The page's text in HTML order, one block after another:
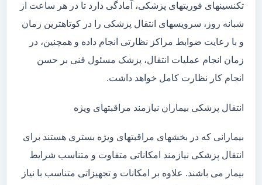
تکنسینهای فوریتهای پزشکی، آمادگی دارد تا در هر ساعت از
شبانه روز، سرویسهای انتقال پزشکی را در کوتاهترین زمان
و با رعایت ضوابط مراکز نظارتی انجام داده و همچنین، در
زمان انجام عملیات انتقال، پزشک مسئول فنی بر حسن
انجام کار نظارت کامل خواهد داشت.
انتقال پزشکی بیماران نیازمند مراقبتهای ویژه
بیمارانی که در بخشهای مراقبتهای ویژه بستری هستند برای
انتقال پزشکی نیازمند امکاناتی متفاوت و متناسب شرایط
بیمار می باشند. علاوه بر امکانات و تجهیزاتی متناسب با نیاز